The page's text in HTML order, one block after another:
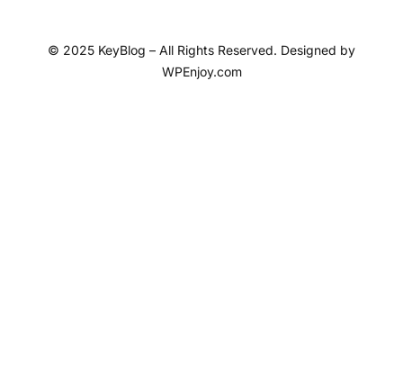
© 2025 KeyBlog – All Rights Reserved. Designed by
WPEnjoy.com